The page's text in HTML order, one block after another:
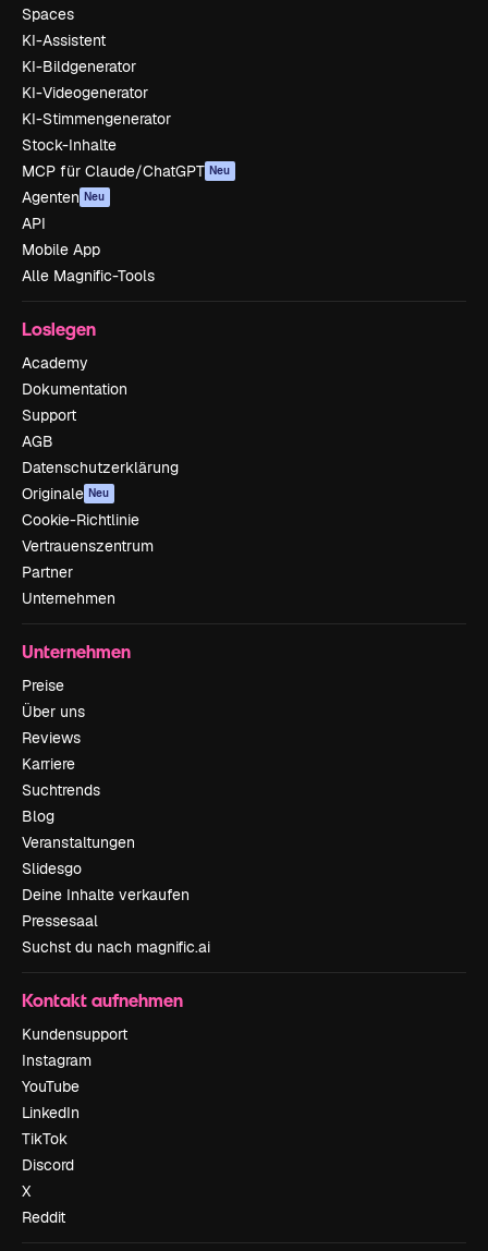
Spaces
KI-Assistent
KI-Bildgenerator
KI-Videogenerator
KI-Stimmengenerator
Stock-Inhalte
MCP für Claude/ChatGPT Neu
Agenten Neu
API
Mobile App
Alle Magnific-Tools
Loslegen
Academy
Dokumentation
Support
AGB
Datenschutzerklärung
Originale Neu
Cookie-Richtlinie
Vertrauenszentrum
Partner
Unternehmen
Unternehmen
Preise
Über uns
Reviews
Karriere
Suchtrends
Blog
Veranstaltungen
Slidesgo
Deine Inhalte verkaufen
Pressesaal
Suchst du nach magnific.ai
Kontakt aufnehmen
Kundensupport
Instagram
YouTube
LinkedIn
TikTok
Discord
X
Reddit